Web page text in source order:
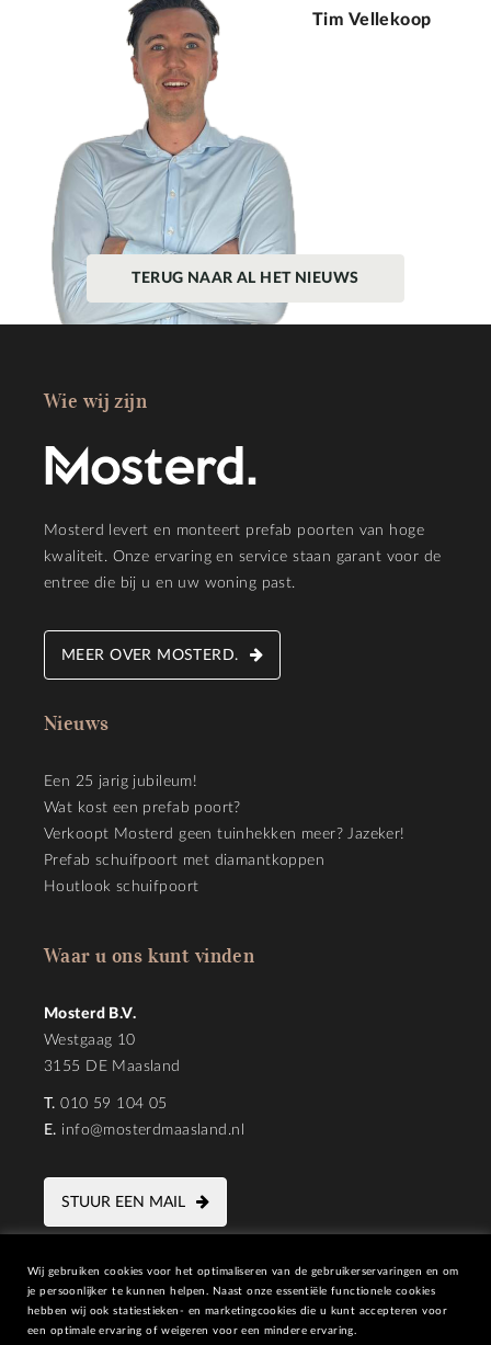
Tim Vellekoop
TERUG NAAR AL HET NIEUWS
Wie wij zijn
Mosterd levert en monteert prefab poorten van hoge
kwaliteit. Onze ervaring en service staan garant voor de
entree die bij u en uw woning past.
MEER OVER MOSTERD.
Nieuws
Een 25 jarig jubileum!
Wat kost een prefab poort?
Verkoopt Mosterd geen tuinhekken meer? Jazeker!
Prefab schuifpoort met diamantkoppen
Houtlook schuifpoort
Waar u ons kunt vinden
Mosterd B.V.
Westgaag 10
3155 DE Maasland
T. 010 59 104 05
E. info@mosterdmaasland.nl
STUUR EEN MAIL
Wij gebruiken cookies voor het optimaliseren van de gebruikerservaringen en om
je persoonlijker te kunnen helpen. Naast onze essentiële functionele cookies
hebben wij ook statiestieken- en marketingcookies die u kunt accepteren voor
een optimale ervaring of weigeren voor een mindere ervaring.